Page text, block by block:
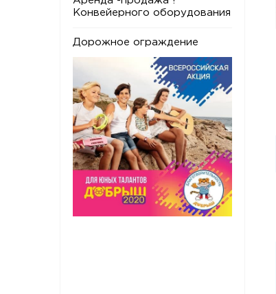
Конвейерного оборудования
Дорожное ограждение